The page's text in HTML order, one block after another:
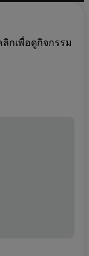
กเพื่อดูกิจกรรม